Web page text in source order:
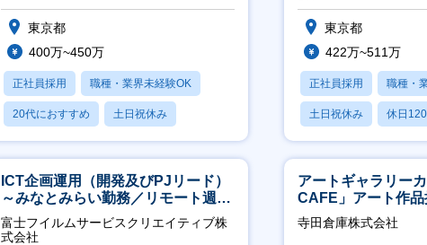
東京都
400万~450万
正社員採用 職種・業界未経験OK
20代におすすめ 土日祝休み
休日120日以上
東京都
422万~511万
正社員採用 職種・
土日祝休み 休日
産休・育休あり
ICT企画運用（開発及びPJリード）
～みなとみらい勤務／リモート週
2OK／業務改善～
富士フイルムサービスクリエイティブ株
式会社
アートギャラリー
CAFE」アート作
※アート領域未経験
寺田倉庫株式会社